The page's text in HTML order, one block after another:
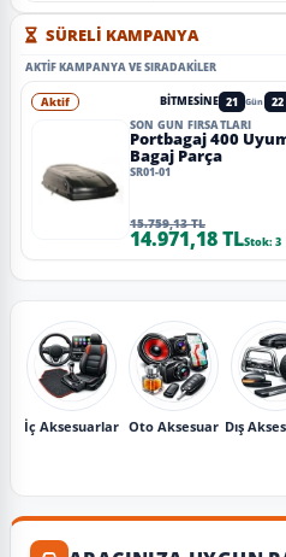
SÜRELİ KAMPANYA
AKTIF KAMPANYA VE SIRADAKILER
Aktif BITMESINE 21 Gün 22
SON GÜN FIRSATLARI
Portbagaj 400
Bagaj Parça
SR01-01
15.759,13 TL
14.971,18 TLStok: 3
İç Aksesuarlar Oto Aksesuar Dış